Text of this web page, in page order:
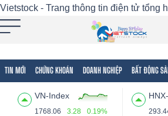
Vietstock - Trang thông tin điện tử tổng
TIN MỚI CHỨNG KHOÁN DOANH NGHIỆP BẤT ĐỘNG
VN-Index
1768.06 3.28 0.19%
Tất cả Tính năng Ngành
Tính